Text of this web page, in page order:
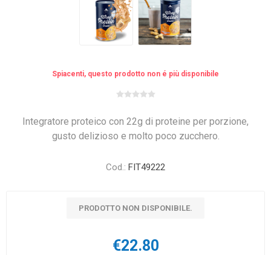
Spiacenti, questo prodotto non é più disponibile
Integratore proteico con 22g di proteine per porzione,
gusto delizioso e molto poco zucchero.
Cod.: FIT49222
PRODOTTO NON DISPONIBILE.
€22.80